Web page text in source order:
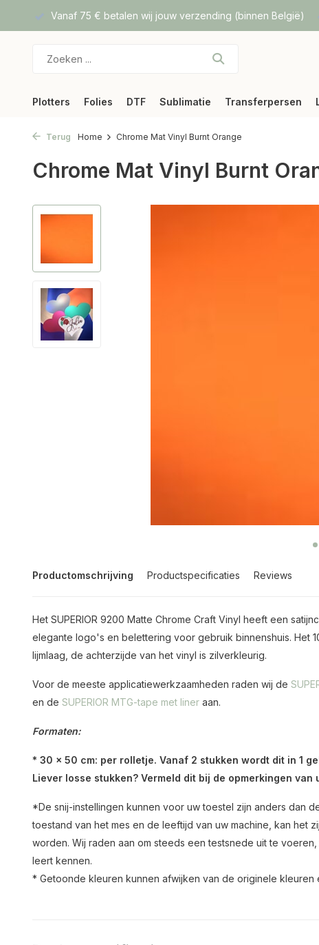
Vanaf 75 € betalen wij jouw verzending (binnen België)
Plotters Folies DTF Sublimatie Transferpersen
Terug Home Chrome Mat Vinyl Burnt Orange
Chrome Mat Vinyl Burnt
Productomschrijving Productspecificaties Reviews
Het SUPERIOR 9200 Matte Chrome Craft Vinyl heeft een
elegante logo's en belettering voor gebruik binnenshuis. Het
lijmlaag, de achterzijde van het vinyl is zilverkleurig.
Voor de meeste applicatiewerkzaamheden raden wij de
en de SUPERIOR MTG-tape met liner aan.
Formaten:
* 30 x 50 cm: per rolletje. Vanaf 2 stukken wordt dit in 1
Liever losse stukken? Vermeld dit bij de opmerkingen van
*De snij-instellingen kunnen voor uw toestel zijn anders dan
toestand van het mes en de leeftijd van uw machine, kan het
worden. Wij raden aan om steeds een testsnede uit te
leert kennen.
* Getoonde kleuren kunnen afwijken van de originele kleuren